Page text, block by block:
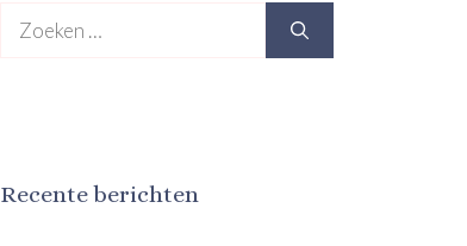
naar:
Recente berichten